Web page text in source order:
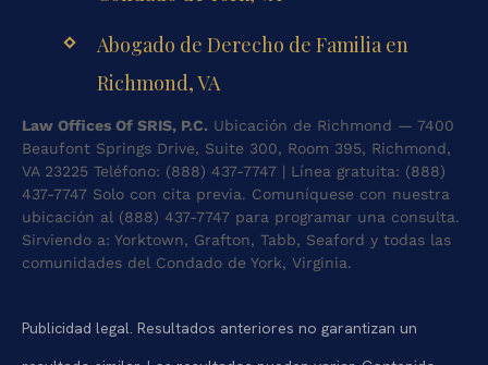
Abogado de Derecho de Familia en
Richmond, VA
Law Offices Of SRIS, P.C. Ubicación de Richmond — 7400
Beaufont Springs Drive, Suite 300, Room 395, Richmond,
VA 23225 Teléfono: (888) 437-7747 | Línea gratuita: (888)
437-7747 Solo con cita previa. Comuníquese con nuestra
ubicación al (888) 437-7747 para programar una consulta.
Sirviendo a: Yorktown, Grafton, Tabb, Seaford y todas las
comunidades del Condado de York, Virginia.
Publicidad legal. Resultados anteriores no garantizan un